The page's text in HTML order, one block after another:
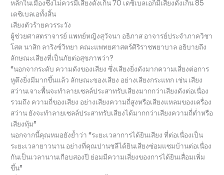
หลักในเมืองซึ่งไม่ควรมีเสียงดังเกิน 70 เดซิเบลเอก็มีเสียงดังเกิน 85
เดซิเบลเอทั้งสิ้น
เสียงตัวร้ายควรระวัง
ผู้ช่วยศาสตราจารย์ แพทย์หญิงสุวัจนา อธิภาส อาจารย์ประจำภาควิชา
โสต นาสิก ลาริงซ์วิทยา คณะแพทยศาสตร์ศิริราชพยาบาล อธิบายถึง
ลักษณะเสียงที่เป็นภัยต่อสุขภาพว่า?
“นอกจากระดับ ความดังของเสียง ซึ่งเสียงยิ่งดังมากความเสี่ยงต่อการ
หูตึงยิ่งมีมากขึ้นแล้ว ลักษณะของเสียง อย่างเสียงกระแทก เช่น เสียง
สว่านเจาะพื้นจะทำลายเซลล์ประสาทรับเสียงมากกว่าเสียงดังต่อเนื่อง
รวมถึง ความถี่ของเสียง อย่างเสียงความถี่สูงหรือเสียงแหลมของเครื่อง
สว่าน ยังจะทำลายเซลล์ประสาทรับเสียงได้มากกว่าเสียงความถี่ต่ำหรือ
เสียงทุ้ม”
นอกจากนี้คุณหมอยังย้ำว่า “ระยะเวลาการได้ยินเสียง ที่ต่อเนื่องเป็น
ระยะเวลายาวนาน อย่างที่คุณปานชลีได้ยินเสียงซ่อมแซมบ้านต่อเนื่อง
กันเป็นเวลานานเกือบสองปี ย่อมมีความเสี่ยงของการได้ยินเสื่อมเพิ่ม
ขึ้น”